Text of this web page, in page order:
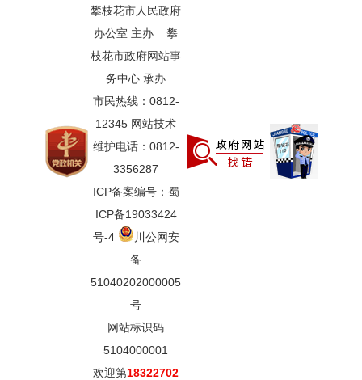
攀枝花市人民政府
办公室 主办 攀
枝花市政府网站事
务中心 承办
市民热线：0812-
12345 网站技术
维护电话：0812-
3356287
ICP备案编号：蜀
ICP备19033424
号-4
川公网安
备
51040202000005
号
网站标识码
5104000001
欢迎第18322702